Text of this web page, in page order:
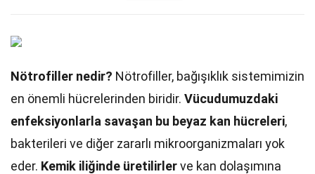
Nötrofiller nedir? Nötrofiller, bağışıklık sistemimizin
en önemli hücrelerinden biridir. Vücudumuzdaki
enfeksiyonlarla savaşan bu beyaz kan hücreleri,
bakterileri ve diğer zararlı mikroorganizmaları yok
eder. Kemik iliğinde üretilirlerve kan dolaşımına